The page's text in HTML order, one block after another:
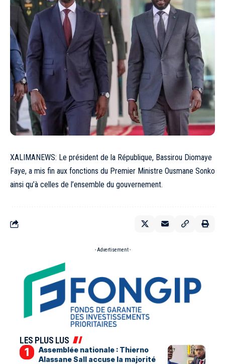
XALIMANEWS: Le président de la République, Bassirou Diomaye
Faye, a mis fin aux fonctions du Premier Ministre Ousmane Sonko
ainsi qu’à celles de l’ensemble du gouvernement.
- Advertisement -
LES PLUS LUS
Assemblée nationale : Thierno
Alassane Sall accuse la majorité